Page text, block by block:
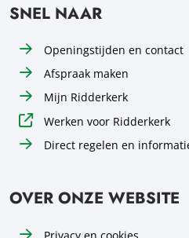
SNEL NAAR
Openingstijden en contact
Afspraak maken
Mijn Ridderkerk
Werken voor Ridderkerk
Direct regelen en
OVER ONZE WEBSITE
Privacy en cookies